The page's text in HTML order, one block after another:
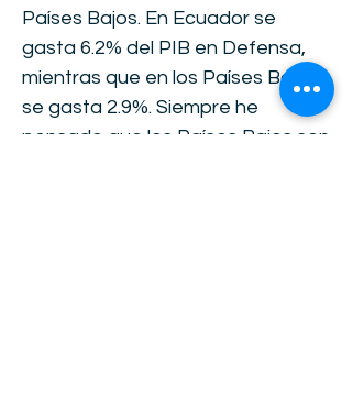
Países Bajos. En Ecuador se
gasta 6.2% del PIB en Defensa,
mientras que en los Países Bajos
se gasta 2.9%. Siempre he
pensado que los Países Bajos son